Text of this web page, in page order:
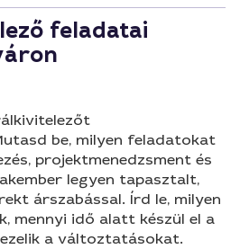
feladatai
be, milyen feladatokat
projektmenedzsment és
legyen tapasztalt,
árszabással. Írd le, milyen
mennyi idő alatt készül el a
a változtatásokat.